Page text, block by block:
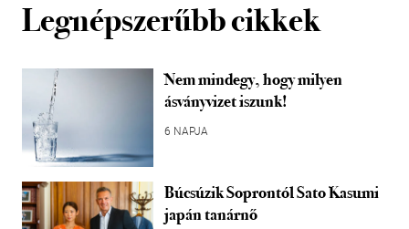
Legnépszerűbb cikkek
Nem mindegy, hogy milyen
ásványvizet iszunk!
6 NAPJA
Búcsúzik Soprontól Sato Kasumi
japán tanárnő